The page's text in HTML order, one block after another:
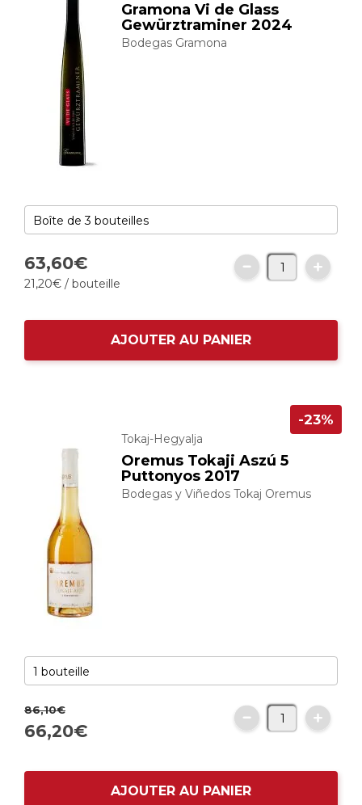
Gramona Vi de Glass
Gewürztraminer 2024
Bodegas Gramona
63,60€
21,20€ / bouteille
AJOUTER AU PANIER
Tokaj-Hegyalja
Oremus Tokaji Aszú 5
Puttonyos 2017
Bodegas y Viñedos Tokaj Oremus
-23%
86,10€
66,20€
AJOUTER AU PANIER